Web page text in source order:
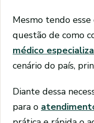
Mesmo tendo
questão de como
médico
cenário do país,
Diante dessa
para o